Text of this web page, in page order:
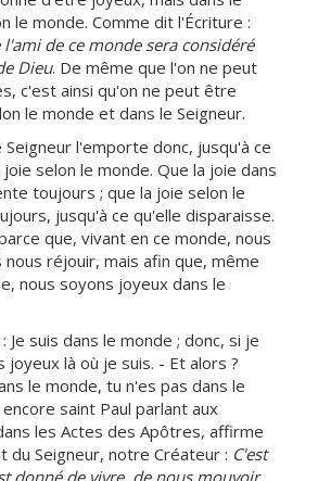
le monde. Comme dit l'Écriture :
de ce monde sera considéré
Dieu. De même que l'on ne peut
c'est ainsi qu'on ne peut être
le monde et dans le Seigneur.
Seigneur l'emporte donc, jusqu'à ce
selon le monde. Que la joie dans
toujours ; que la joie selon le
jusqu'à ce qu'elle disparaisse.
que, vivant en ce monde, nous
réjouir, mais afin que, même
nous soyons joyeux dans le
Je suis dans le monde ; donc, si je
joyeux là où je suis. - Et alors ?
le monde, tu n'es pas dans le
saint Paul parlant aux
les Actes des Apôtres, affirme
du Seigneur, notre Créateur : C'est
donné de vivre, de nous mouvoir,